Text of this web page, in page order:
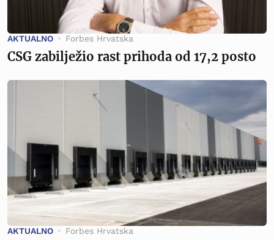
AKTUALNO Forbes Hrvatska
CSG zabilježio rast prihoda od 17,2 posto
AKTUALNO Forbes Hrvatska